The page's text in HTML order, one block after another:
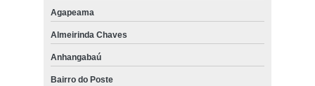
Agapeama
Almeirinda Chaves
Anhangabaú
Bairro do Poste